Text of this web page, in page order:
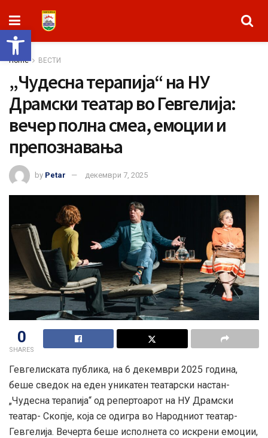
Open toolbar
Home ВЕСТИ
„Чудесна терапија“ на НУ
Драмски театар во Гевгелија:
вечер полна смеа, емоции и
препознавања
by Petar декември 7, 2025
0
SHARES
Гевгелиската публика, на 6 декември 2025 година,
беше сведок на еден уникатен театарски настан-
„Чудесна терапија“ од репертоарот на НУ Драмски
театар- Скопје, која се одигра во Народниот театар-
Гевгелија. Вечерта беше исполнета со искрени емоции,